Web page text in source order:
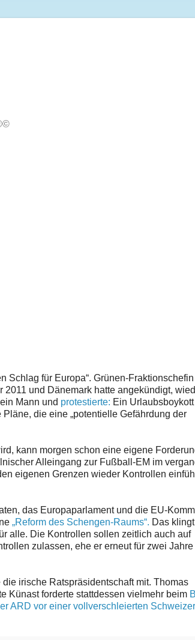
Schlag für Europa“. Grünen-
2011 und Dänemark hatte angekündigt,
Mann und protestierte: Ein
die eine „potentielle Gefährdung der
kann morgen schon eine eigene
Alleingang zur Fußball-EM im
eigenen Grenzen wieder Kontrollen
das Europaparlament und die EU-
„Reform des Schengen-Raums“. Das klingt
alle. Die Kontrollen sollen zeitlich auch auf
zulassen, ehe er erneut für zwei Jahre
irische Ratspräsidentschaft mit. Thomas
Künast forderte stattdessen vielmehr beim
ARD vor einer vollverschleierten